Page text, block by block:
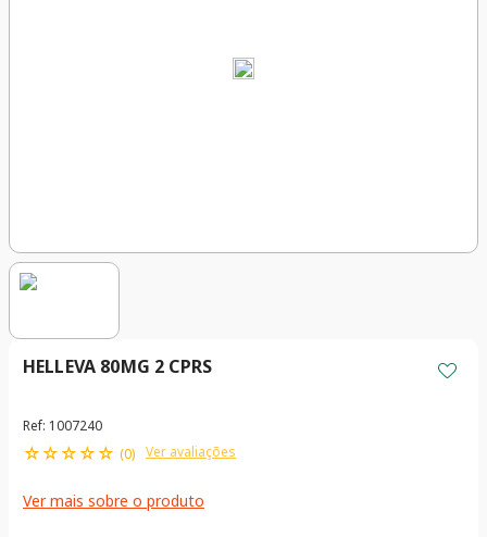
HELLEVA 80MG 2 CPRS
Ref: 1007240
☆☆☆☆☆ (0) Ver avaliações
Ver mais sobre o produto